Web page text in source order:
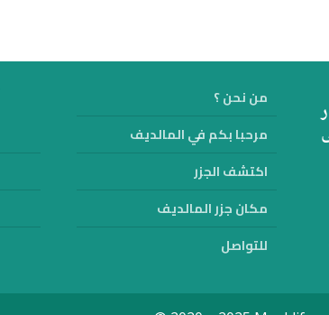
من نحن ؟
مرحبا بكم في المالديف
اكتشف الجزر
مكان جزر المالديف
للتواصل